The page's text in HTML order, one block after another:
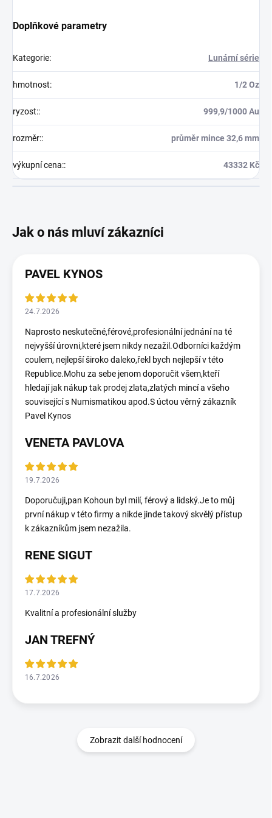
Doplňkové parametry
Kategorie: Lunární série
hmotnost: 1/2 Oz
ryzost:: 999,9/1000 Au
rozměr:: průměr mince 32,6 mm
výkupní cena:: 43332 Kč
PAVEL KYNOS
24.7.2026
Naprosto neskutečné,férové,profesionální jednání na té
nejvyšší úrovni,které jsem nikdy nezažil.Odborníci každým
coulem, nejlepší široko daleko,řekl bych nejlepší v této
Republice.Mohu za sebe jenom doporučit všem,kteří
hledají jak nákup tak prodej zlata,zlatých mincí a všeho
související s Numismatikou apod.S úctou věrný zákazník
Pavel Kynos
VENETA PAVLOVA
19.7.2026
Doporučuji,pan Kohoun byl milí, férový a lidský.Je to můj
první nákup v této firmy a nikde jinde takový skvělý přístup
k zákazníkům jsem nezažila.
RENE SIGUT
17.7.2026
Kvalitní a profesionální služby
JAN TREFNÝ
16.7.2026
Zobrazit další hodnocení